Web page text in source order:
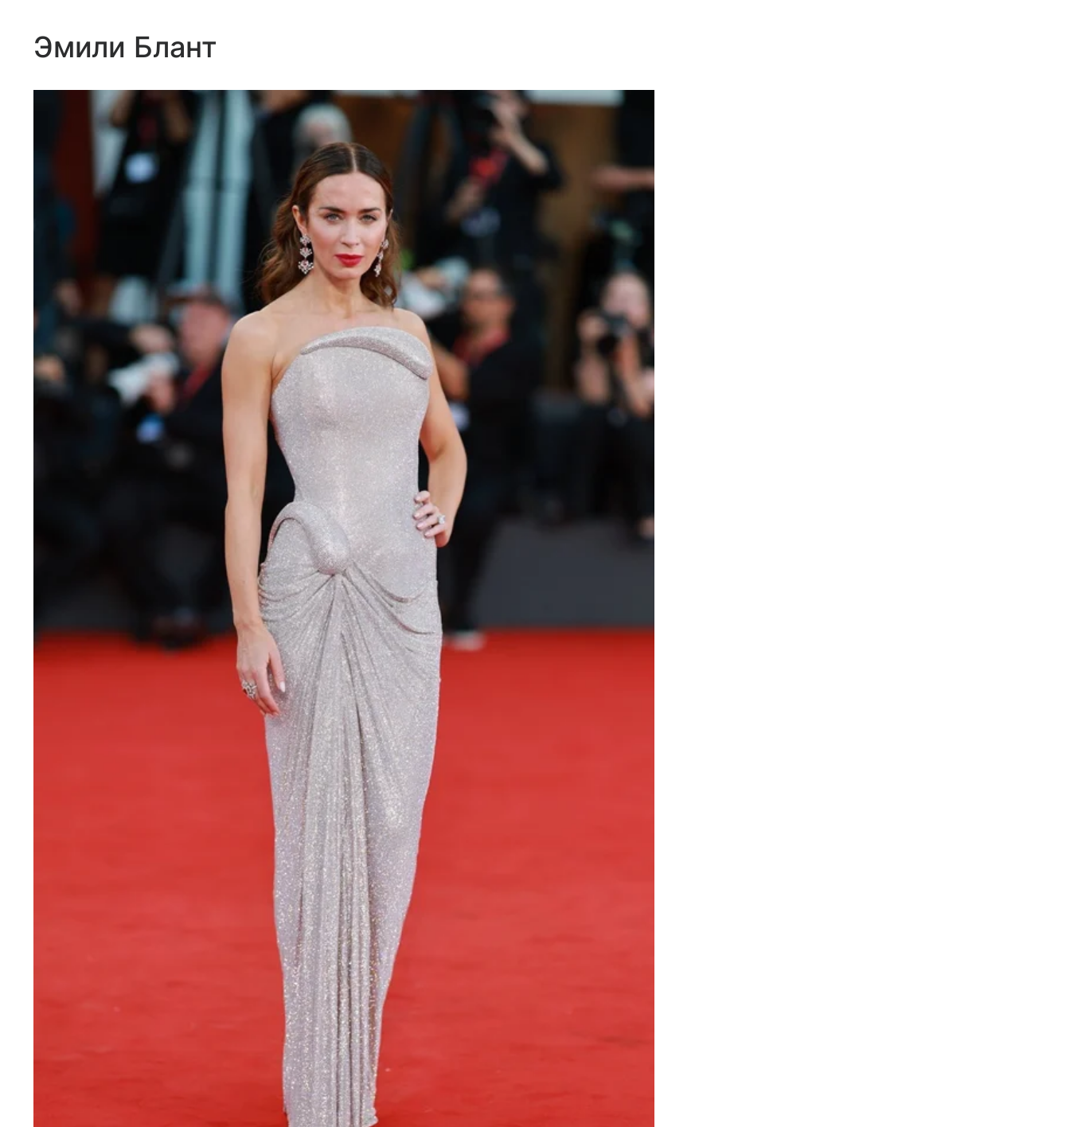
Эмили Блант